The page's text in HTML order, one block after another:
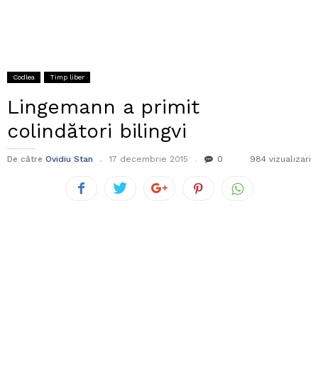
Codlea Timp liber
Lingemann a primit
colindători bilingvi
De către Ovidiu Stan 17 decembrie 2015 0 984 vizualizari